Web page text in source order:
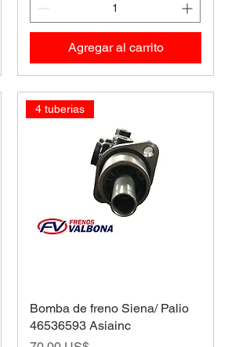
Agregar al carrito
4 tuberias
Bomba de freno Siena/ Palio
46536593 Asiainc